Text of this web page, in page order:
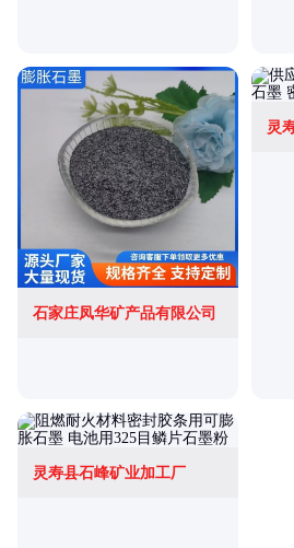
石家庄凤华矿产品有限公司
灵
灵寿县石峰矿业加工厂